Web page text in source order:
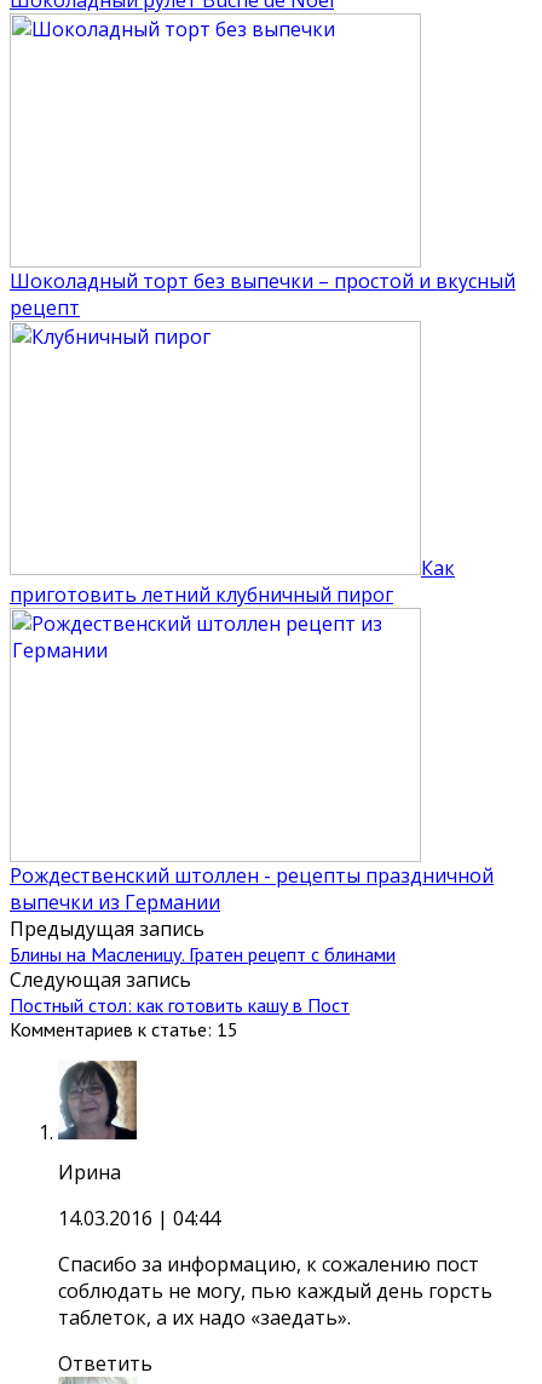
Шоколадный торт без выпечки – простой и вкусный
рецепт
Как
приготовить летний клубничный пирог
Рождественский штоллен - рецепты праздничной
выпечки из Германии
Предыдущая запись
Блины на Масленицу. Гратен рецепт с блинами
Следующая запись
Постный стол: как готовить кашу в Пост
Комментариев к статье: 15
Ирина
14.03.2016 | 04:44
Спасибо за информацию, к сожалению пост
соблюдать не могу, пью каждый день горсть
таблеток, а их надо «заедать».
Ответить